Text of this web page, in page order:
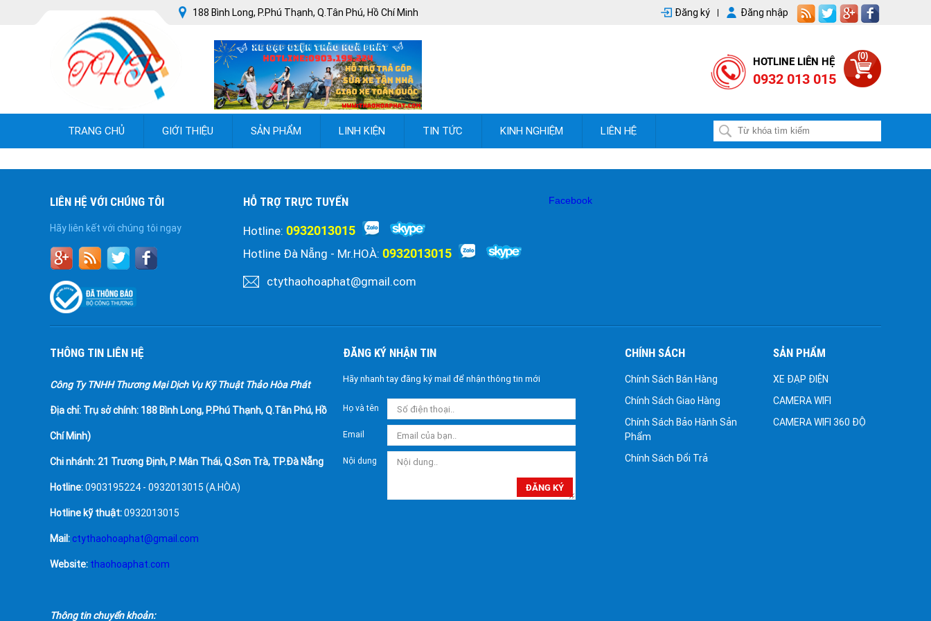
188 Bình Long, P.Phú Thạnh, Q.Tân Phú, Hồ Chí Minh Đăng ký Đăng nhập
HOTLINE LIÊN HỆ
0932 013 015
(0)
TRANG CHỦ GIỚI THIỆU SẢN PHẨM LINH KIỆN TIN TỨC KINH NGHIỆM LIÊN HỆ
LIÊN HỆ VỚI CHÚNG TÔI
Hãy liên kết với chúng tôi ngay
HỖ TRỢ TRỰC TUYẾN
Hotline: 0932013015
Hotline Đà Nẵng - Mr.HOÀ: 0932013015
ctythaohoaphat@gmail.com
Facebook
THÔNG TIN LIÊN HỆ
Công Ty TNHH Thương Mại Dịch Vụ Kỹ Thuật Thảo Hòa Phát
Địa chỉ: Trụ sở chính: 188 Bình Long, P.Phú Thạnh, Q.Tân Phú, Hồ
Chí Minh)
Chi nhánh: 21 Trương Định, P. Mân Thái, Q.Sơn Trà, TP.Đà Nẵng
Hotline:0903195224 - 0932013015 (A.HÒA)
Hotline kỹ thuật:0932013015
Mail: ctythaohoaphat@gmail.com
Website: thaohoaphat.com
Thông tin chuyển khoản:
ĐĂNG KÝ NHẬN TIN
Hãy nhanh tay đăng ký mail để nhận thông tin mới
Họ và tên
Email
Nội dung
ĐĂNG KÝ
CHÍNH SÁCH
Chính Sách Bán Hàng
Chính Sách Giao Hàng
Chính Sách Bảo Hành Sản
Phẩm
Chính Sách Đổi Trả
SẢN PHẨM
XE ĐẠP ĐIỆN
CAMERA WIFI
CAMERA WIFI 360 ĐỘ